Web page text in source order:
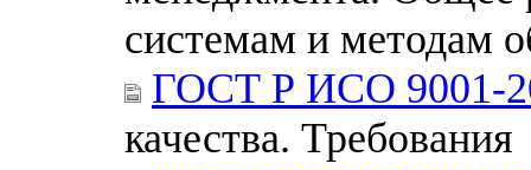
системам и методам
ГОСТ Р ИСО 9001-
качества. Требования